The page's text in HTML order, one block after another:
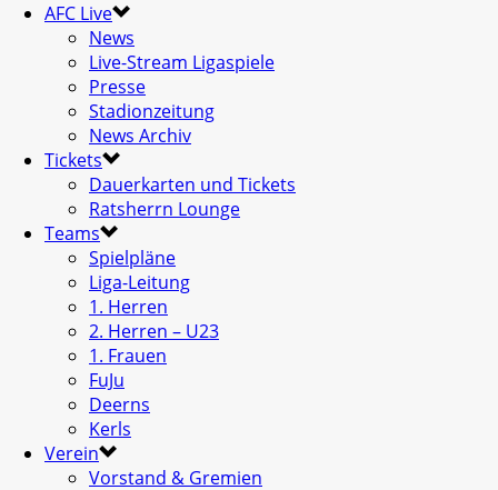
AFC Live
News
Live-Stream Ligaspiele
Presse
Stadionzeitung
News Archiv
Tickets
Dauerkarten und Tickets
Ratsherrn Lounge
Teams
Spielpläne
Liga-Leitung
1. Herren
2. Herren – U23
1. Frauen
FuJu
Deerns
Kerls
Verein
Vorstand & Gremien